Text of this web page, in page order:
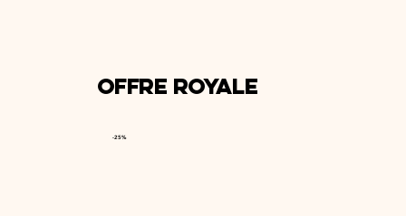
Offre Royale
-25%